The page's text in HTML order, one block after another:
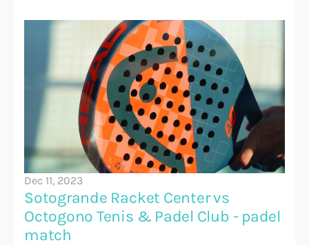
Dec 11, 2023
Sotogrande Racket Center vs
Octogono Tenis & Padel Club - padel
match